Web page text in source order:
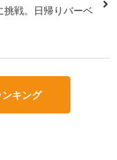
挑戦。日帰りバーベ
キング